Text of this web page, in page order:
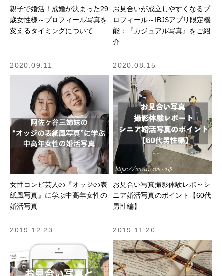
親子で婚活！成婚が決まった29
歳女性様～プロフィール写真を
変えるタイミングについて
お見合いが成立しやすくなるプ
ロフィール～IBJSアプリ限定機
能：『カジュアル写真』をご紹
介
2020.09.11
女性コンビ芸人の『オッジの表
紙風写真』に学ぶ中高年女性の
婚活写真
2020.08.15
お見合い写真撮影体験レポ～シ
ニア婚活写真のポイント【60代
男性編】
2019.12.23 2019.11.26